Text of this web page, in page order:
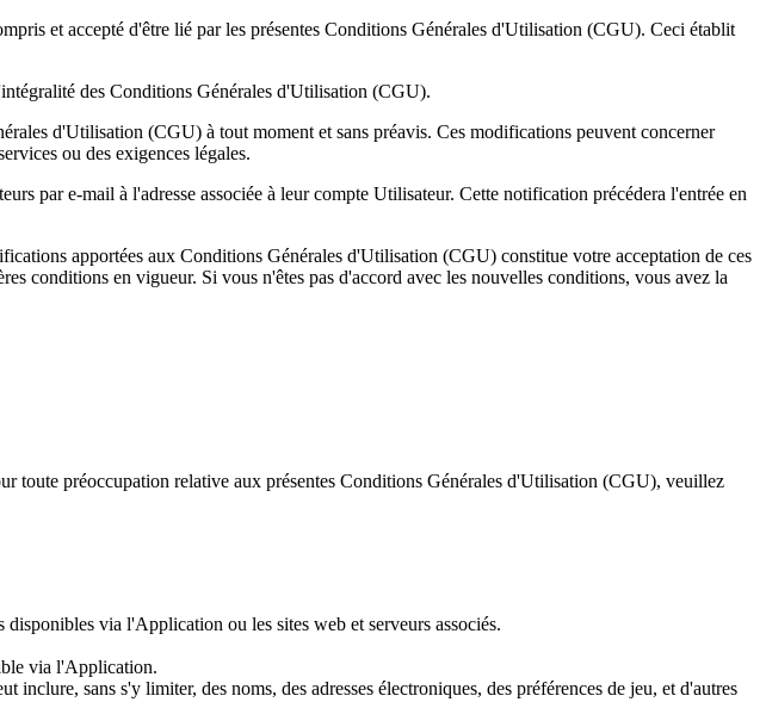
et accepté d'être lié par les présentes Conditions Générales d'Utilisation (CGU). Ceci établit
des Conditions Générales d'Utilisation (CGU).
d'Utilisation (CGU) à tout moment et sans préavis. Ces modifications peuvent concerner
ou des exigences légales.
par e-mail à l'adresse associée à leur compte Utilisateur. Cette notification précédera l'entrée en
apportées aux Conditions Générales d'Utilisation (CGU) constitue votre acceptation de ces
conditions en vigueur. Si vous n'êtes pas d'accord avec les nouvelles conditions, vous avez la
toute préoccupation relative aux présentes Conditions Générales d'Utilisation (CGU), veuillez
via l'Application ou les sites web et serveurs associés.
via l'Application.
sans s'y limiter, des noms, des adresses électroniques, des préférences de jeu, et d'autres